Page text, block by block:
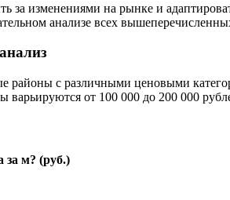
за изменениями на рынке и
анализе всех
районы с различными ценовыми
от 100 000 до 200 000
за м? (руб.)